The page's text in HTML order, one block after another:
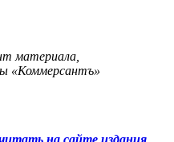
материала,
«Коммерсантъ»
на сайте издания